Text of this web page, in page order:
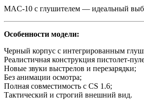
MAC-10 с глушителем — идеальный
Особенности модели:
Черный корпус с интегрированным
Реалистичная конструкция пистолет-
Новые звуки выстрелов и перезарядки;
Без анимации осмотра;
Полная совместимость с CS 1.6;
Тактический и строгий внешний вид.